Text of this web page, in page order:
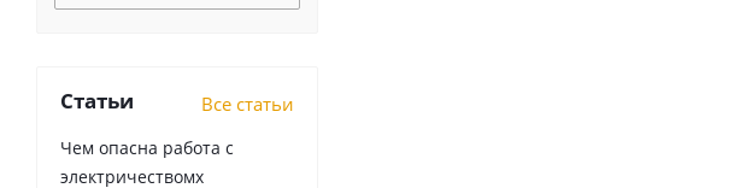
Статьи Все статьи
Чем опасна работа с
электричествомх